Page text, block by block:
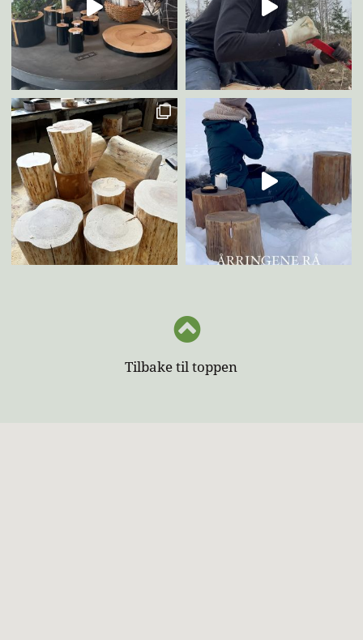
Du har ingen produkter i handlekurven.
Go to shop
Tilbake til toppen